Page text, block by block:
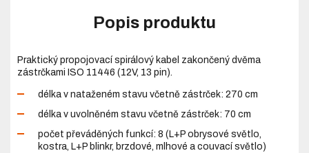
Popis produktu
Praktický propojovací spirálový kabel zakončený dvěma
zástrčkami ISO 11446 (12V, 13 pin).
délka v nataženém stavu včetně zástrček: 270 cm
délka v uvolněném stavu včetně zástrček: 70 cm
počet převáděných funkcí: 8 (L+P obrysové světlo,
kostra, L+P blinkr, brzdové, mlhové a couvací světlo)